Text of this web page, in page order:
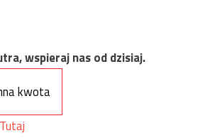
wspieraj nas od dzisiaj.
kwota
Tutaj